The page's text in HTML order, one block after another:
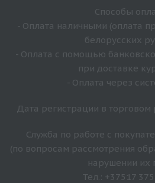
Способы
- Оплата наличными (оплата
белорусских
- Оплата с помощью
при доставке
- Оплата через
Дата регистрации в торговом
Служба по работе с
(по вопросам рассмотрения
нарушении их
Тел.: +37517